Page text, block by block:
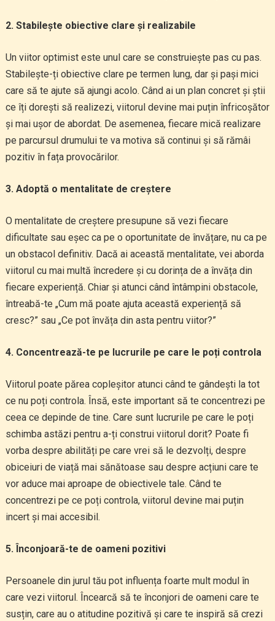
2. Stabilește obiective clare și realizabile
Un viitor optimist este unul care se construiește pas cu pas.
Stabilește-ți obiective clare pe termen lung, dar și pași mici
care să te ajute să ajungi acolo. Când ai un plan concret și știi
ce îți dorești să realizezi, viitorul devine mai puțin înfricoșător
și mai ușor de abordat. De asemenea, fiecare mică realizare
pe parcursul drumului te va motiva să continui și să rămâi
pozitiv în fața provocărilor.
3. Adoptă o mentalitate de creștere
O mentalitate de creștere presupune să vezi fiecare
dificultate sau eșec ca pe o oportunitate de învățare, nu ca pe
un obstacol definitiv. Dacă ai această mentalitate, vei aborda
viitorul cu mai multă încredere și cu dorința de a învăța din
fiecare experiență. Chiar și atunci când întâmpini obstacole,
întreabă-te „Cum mă poate ajuta această experiență să
cresc?” sau „Ce pot învăța din asta pentru viitor?”
4. Concentrează-te pe lucrurile pe care le poți controla
Viitorul poate părea copleșitor atunci când te gândești la tot
ce nu poți controla. Însă, este important să te concentrezi pe
ceea ce depinde de tine. Care sunt lucrurile pe care le poți
schimba astăzi pentru a-ți construi viitorul dorit? Poate fi
vorba despre abilități pe care vrei să le dezvolți, despre
obiceiuri de viață mai sănătoase sau despre acțiuni care te
vor aduce mai aproape de obiectivele tale. Când te
concentrezi pe ce poți controla, viitorul devine mai puțin
incert și mai accesibil.
5. Înconjoară-te de oameni pozitivi
Persoanele din jurul tău pot influența foarte mult modul în
care vezi viitorul. Încearcă să te înconjori de oameni care te
susțin, care au o atitudine pozitivă și care te inspiră să crezi